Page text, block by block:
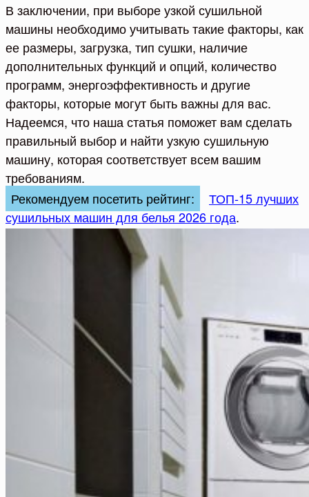
В заключении, при выборе узкой сушильной
машины необходимо учитывать такие факторы, как
ее размеры, загрузка, тип сушки, наличие
дополнительных функций и опций, количество
программ, энергоэффективность и другие
факторы, которые могут быть важны для вас.
Надеемся, что наша статья поможет вам сделать
правильный выбор и найти узкую сушильную
машину, которая соответствует всем вашим
требованиям.
Рекомендуем посетить рейтинг:
ТОП-15 лучших
сушильных машин для белья 2026 года.